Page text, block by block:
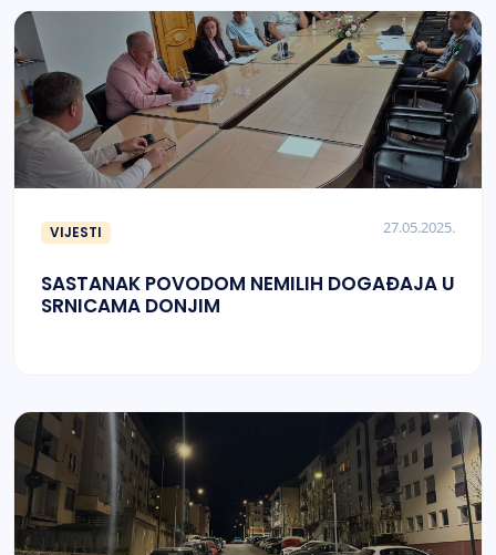
VIJESTI 27.05.2025.
SASTANAK POVODOM NEMILIH DOGAĐAJA U
SRNICAMA DONJIM